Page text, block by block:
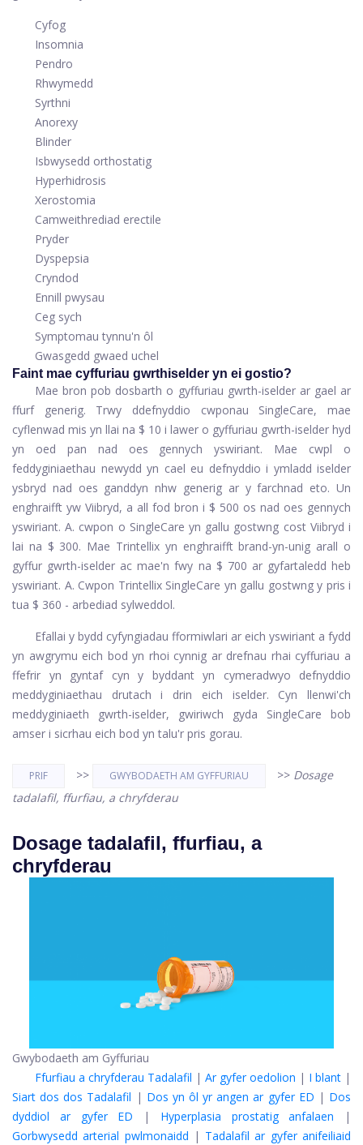
Cyfog
Insomnia
Pendro
Rhwymedd
Syrthni
Anorexy
Blinder
Isbwysedd orthostatig
Hyperhidrosis
Xerostomia
Camweithrediad erectile
Pryder
Dyspepsia
Cryndod
Ennill pwysau
Ceg sych
Symptomau tynnu'n ôl
Gwasgedd gwaed uchel
Faint mae cyffuriau gwrthiselder yn ei gostio?
Mae bron pob dosbarth o gyffuriau gwrth-iselder ar gael ar
ffurf generig. Trwy ddefnyddio cwponau SingleCare, mae
cyflenwad mis yn llai na $ 10 i lawer o gyffuriau gwrth-iselder hyd
yn oed pan nad oes gennych yswiriant. Mae cwpl o
feddyginiaethau newydd yn cael eu defnyddio i ymladd iselder
ysbryd nad oes ganddyn nhw generig ar y farchnad eto. Un
enghraifft yw Viibryd, a all fod bron i $ 500 os nad oes gennych
yswiriant. A. cwpon o SingleCare yn gallu gostwng cost Viibryd i
lai na $ 300. Mae Trintellix yn enghraifft brand-yn-unig arall o
gyffur gwrth-iselder ac mae'n fwy na $ 700 ar gyfartaledd heb
yswiriant. A. Cwpon Trintellix SingleCare yn gallu gostwng y pris i
tua $ 360 - arbediad sylweddol.
Efallai y bydd cyfyngiadau fformiwlari ar eich yswiriant a fydd
yn awgrymu eich bod yn rhoi cynnig ar drefnau rhai cyffuriau a
ffefrir yn gyntaf cyn y byddant yn cymeradwyo defnyddio
meddyginiaethau drutach i drin eich iselder. Cyn llenwi'ch
meddyginiaeth gwrth-iselder, gwiriwch gyda SingleCare bob
amser i sicrhau eich bod yn talu'r pris gorau.
PRIF >> GWYBODAETH AM GYFFURIAU >> Dosage
tadalafil, ffurfiau, a chryfderau
Dosage tadalafil, ffurfiau, a
chryfderau
Gwybodaeth am Gyffuriau
Ffurfiau a chryfderau Tadalafil | Ar gyfer oedolion | I blant |
Siart dos dos Tadalafil | Dos yn ôl yr angen ar gyfer ED | Dos
dyddiol ar gyfer ED | Hyperplasia prostatig anfalaen |
Gorbwysedd arterial pwlmonaidd | Tadalafil ar gyfer anifeiliaid